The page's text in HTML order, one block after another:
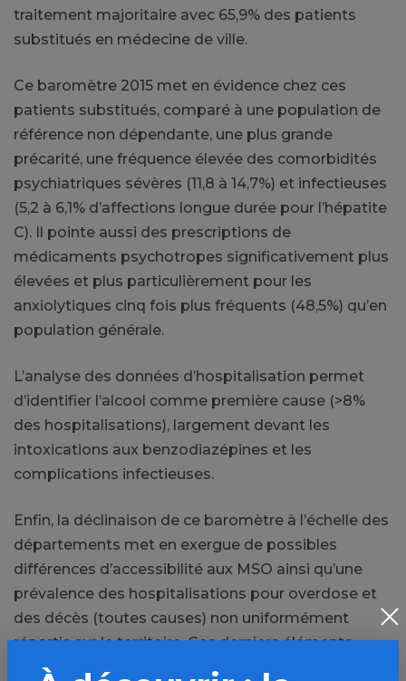
traitement majoritaire avec 65,9% des patients
substitués en médecine de ville.
Ce baromètre 2015 met en évidence chez ces
patients substitués, comparé à une population de
référence non dépendante, une plus grande
précarité, une fréquence élevée des comorbidités
psychiatriques sévères (11,8 à 14,7%) et infectieuses
(5,2 à 6,1% d’affections longue durée pour l’hépatite
C). Il pointe aussi des prescriptions de
médicaments psychotropes significativement plus
élevées et plus particulièrement pour les
anxiolytiques cinq fois plus fréquents (48,5%) qu’en
population générale.
L’analyse des données d’hospitalisation permet
d’identifier l’alcool comme première cause (>8%
des hospitalisations), largement devant les
intoxications aux benzodiazépines et les
complications infectieuses.
Enfin, la déclinaison de ce baromètre à l’échelle des
départements met en exergue de possibles
différences d’accessibilité aux MSO ainsi qu’une
prévalence des hospitalisations pour overdose et
des décès (toutes causes) non uniformément
répartis sur le territoire. Ces derniers éléments
peuvent servir à des réflexions régionales en